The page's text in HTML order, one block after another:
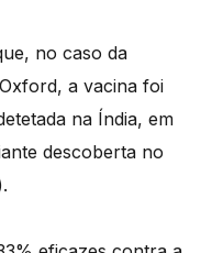
no caso da
a vacina foi
na Índia, em
descoberta no